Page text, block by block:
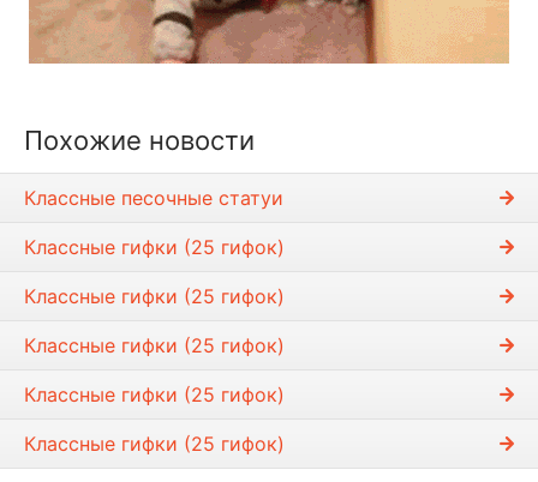
Похожие новости
Классные песочные статуи
Классные гифки (25 гифок)
Классные гифки (25 гифок)
Классные гифки (25 гифок)
Классные гифки (25 гифок)
Классные гифки (25 гифок)